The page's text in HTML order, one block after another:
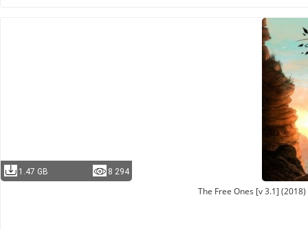
1.47 GB 8 294
The Free Ones [v 3.1]